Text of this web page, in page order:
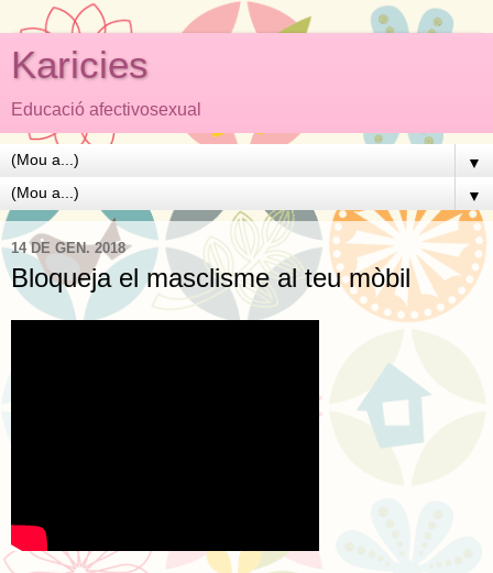
Karicies
Educació afectivosexual
▼
▼
14 DE GEN. 2018
Bloqueja el masclisme al teu mòbil